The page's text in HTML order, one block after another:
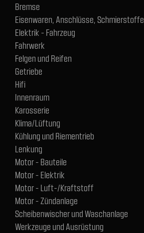
Bremse
Eisenwaren, Anschlüsse, Schmierstoffe
Elektrik - Fahrzeug
Fahrwerk
Felgen und Reifen
Getriebe
Hifi
Innenraum
Karosserie
Klima/Lüftung
Kühlung und Riementrieb
Lenkung
Motor - Bauteile
Motor - Elektrik
Motor - Luft-/Kraftstoff
Motor - Zündanlage
Scheibenwischer und Waschanlage
Werkzeuge und Ausrüstung